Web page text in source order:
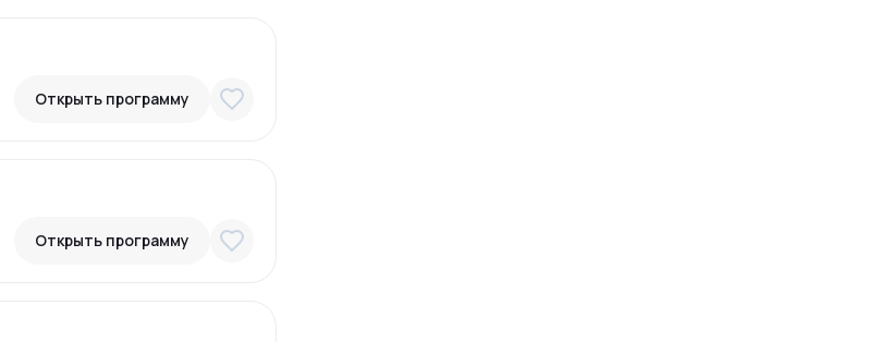
Открыть программу
Открыть программу